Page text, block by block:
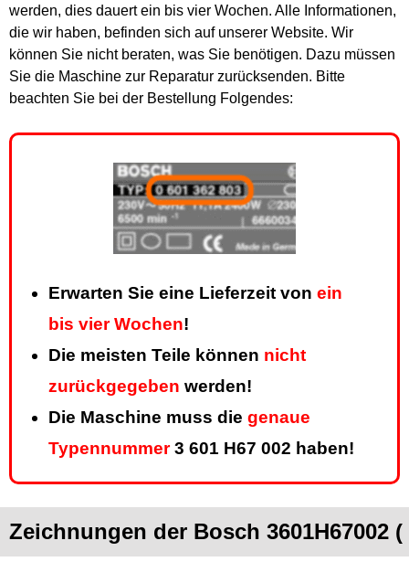
werden, dies dauert ein bis vier Wochen. Alle Informationen,
die wir haben, befinden sich auf unserer Website. Wir
können Sie nicht beraten, was Sie benötigen. Dazu müssen
Sie die Maschine zur Reparatur zurücksenden. Bitte
beachten Sie bei der Bestellung Folgendes:
Erwarten Sie eine Lieferzeit von ein
bis vier Wochen!
Die meisten Teile können nicht
zurückgegeben werden!
Die Maschine muss die genaue
Typennummer3 601 H67 002 haben!
Zeichnungen der Bosch 3601H67002 (